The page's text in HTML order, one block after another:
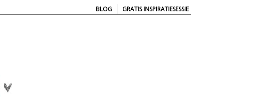
BLOG | GRATIS INSPIRATIESESSIE